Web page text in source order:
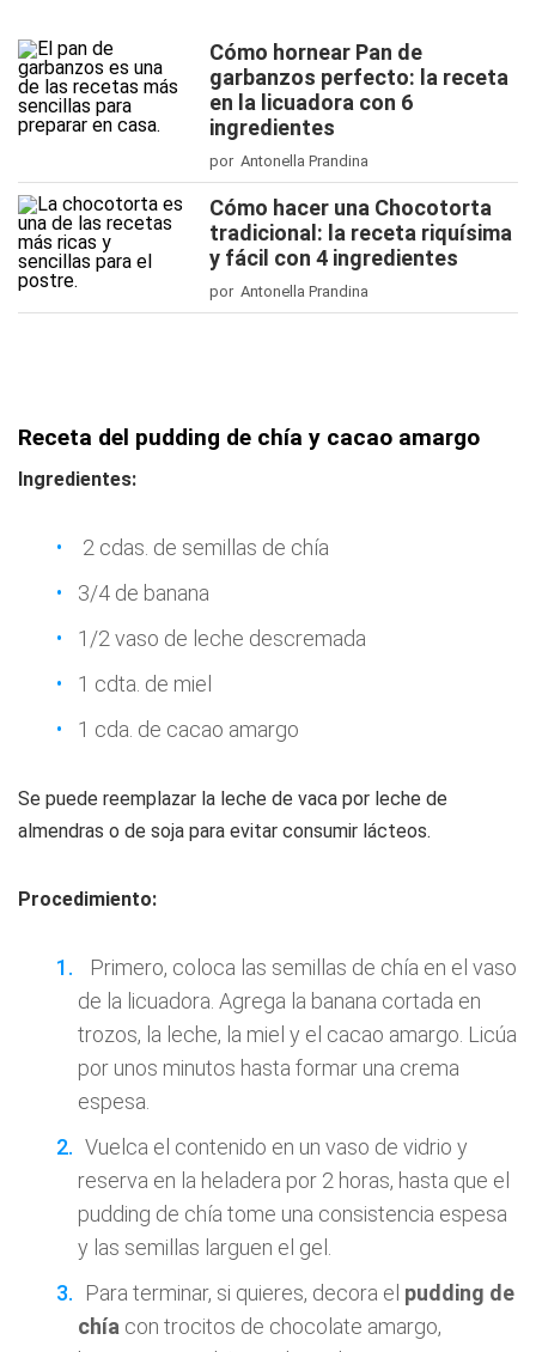
Cómo hornear Pan de
garbanzos perfecto: la receta
en la licuadora con 6
ingredientes
por Antonella Prandina
Cómo hacer una Chocotorta
tradicional: la receta riquísima
y fácil con 4 ingredientes
por Antonella Prandina
Receta del pudding de chía y cacao amargo
Ingredientes:
2 cdas. de semillas de chía
3/4 de banana
1/2 vaso de leche descremada
1 cdta. de miel
1 cda. de cacao amargo
Se puede reemplazar la leche de vaca por leche de
almendras o de soja para evitar consumir lácteos.
Procedimiento:
Primero, coloca las semillas de chía en el vaso
de la licuadora. Agrega la banana cortada en
trozos, la leche, la miel y el cacao amargo. Licúa
por unos minutos hasta formar una crema
espesa.
Vuelca el contenido en un vaso de vidrio y
reserva en la heladera por 2 horas, hasta que el
pudding de chía tome una consistencia espesa
y las semillas larguen el gel.
Para terminar, si quieres, decora el pudding de
chía con trocitos de chocolate amargo,